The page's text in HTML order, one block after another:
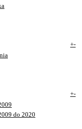
+-
+-
do 2020